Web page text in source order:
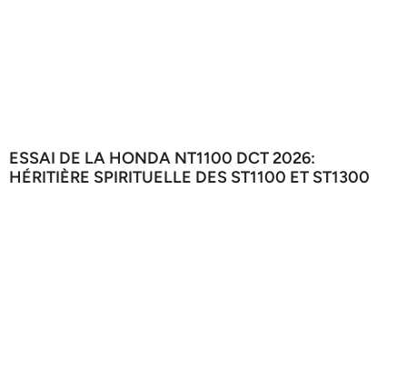
ESSAI DE LA HONDA NT1100 DCT 2026:
HÉRITIÈRE SPIRITUELLE DES ST1100 ET ST1300